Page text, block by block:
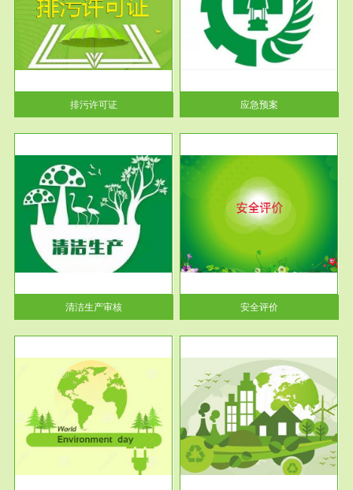
排污许可证
应急预案
根据《中华人民共和国环境保护
法》第十九条 企业事业单位应
当按照...
应急预案
清洁生产审核
服务范围
安全评价
安全评价安全评价目的是查找、
分析和预测工程、系统、生产经
营活...
安全评价
服务范围
VOCs在线监测
根据《重点区域大气污染防
治“十二五”规划》有机废气净化